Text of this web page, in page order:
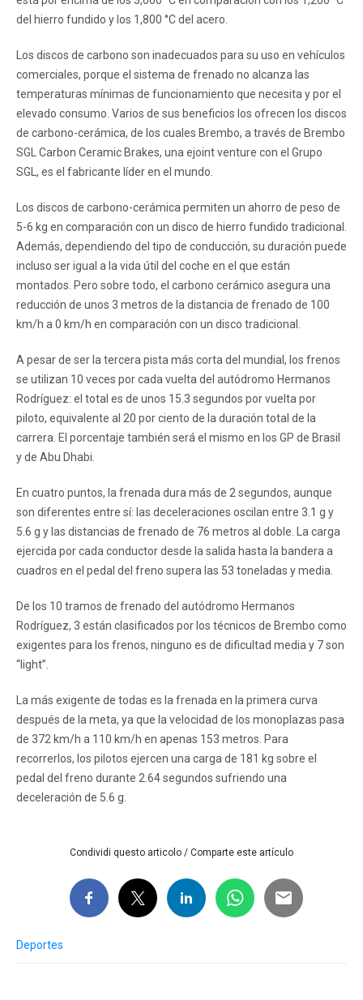
del hierro fundido y los 1,800 °C del acero.
Los discos de carbono son inadecuados para su uso en vehículos
comerciales, porque el sistema de frenado no alcanza las
temperaturas mínimas de funcionamiento que necesita y por el
elevado consumo. Varios de sus beneficios los ofrecen los discos
de carbono-cerámica, de los cuales Brembo, a través de Brembo
SGL Carbon Ceramic Brakes, una ejoint venture con el Grupo
SGL, es el fabricante líder en el mundo.
Los discos de carbono-cerámica permiten un ahorro de peso de
5-6 kg en comparación con un disco de hierro fundido tradicional.
Además, dependiendo del tipo de conducción, su duración puede
incluso ser igual a la vida útil del coche en el que están
montados. Pero sobre todo, el carbono cerámico asegura una
reducción de unos 3 metros de la distancia de frenado de 100
km/h a 0 km/h en comparación con un disco tradicional.
A pesar de ser la tercera pista más corta del mundial, los frenos
se utilizan 10 veces por cada vuelta del autódromo Hermanos
Rodríguez: el total es de unos 15.3 segundos por vuelta por
piloto, equivalente al 20 por ciento de la duración total de la
carrera. El porcentaje también será el mismo en los GP de Brasil
y de Abu Dhabi.
En cuatro puntos, la frenada dura más de 2 segundos, aunque
son diferentes entre sí: las deceleraciones oscilan entre 3.1 g y
5.6 g y las distancias de frenado de 76 metros al doble. La carga
ejercida por cada conductor desde la salida hasta la bandera a
cuadros en el pedal del freno supera las 53 toneladas y media.
De los 10 tramos de frenado del autódromo Hermanos
Rodríguez, 3 están clasificados por los técnicos de Brembo como
exigentes para los frenos, ninguno es de dificultad media y 7 son
“light”.
La más exigente de todas es la frenada en la primera curva
después de la meta, ya que la velocidad de los monoplazas pasa
de 372 km/h a 110 km/h en apenas 153 metros. Para
recorrerlos, los pilotos ejercen una carga de 181 kg sobre el
pedal del freno durante 2.64 segundos sufriendo una
deceleración de 5.6 g.
Condividi questo articolo / Comparte este artículo
Deportes